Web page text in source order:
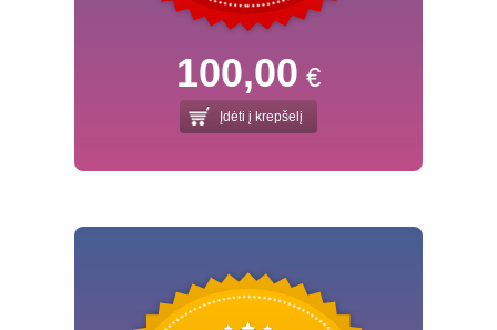
100,00 €
Įdėti į krepšelį